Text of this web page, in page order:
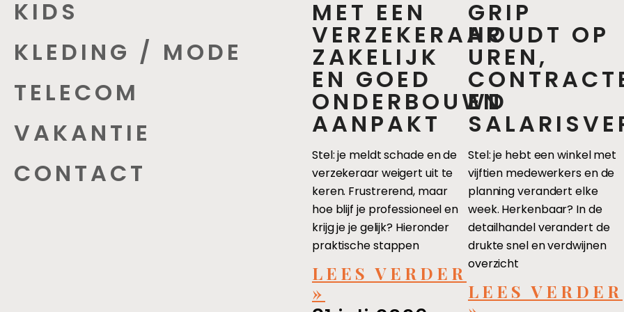
KIDS
KLEDING / MODE
TELECOM
VAKANTIE
CONTACT
MET EEN
VERZEKERAAR
ZAKELIJK
EN GOED
ONDERBOUWD
AANPAKT
Stel: je meldt schade en de
verzekeraar weigert uit te
keren. Frustrerend, maar
hoe blijf je professioneel en
krijg je je gelijk? Hieronder
praktische stappen
LEES VERDER
»
GRIP
HOUDT OP
UREN,
EN
Stel: je hebt een winkel met
vijftien medewerkers en de
planning verandert elke
week. Herkenbaar? In de
detailhandel verandert de
drukte snel en verdwijnen
overzicht
LEES VERDER